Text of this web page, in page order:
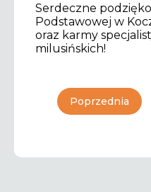
Serdeczne
Podstawowej w
oraz karmy
milusińskich!
Poprzednia